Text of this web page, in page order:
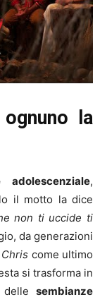
la
,
il motto la dice
non ti uccide ti
da generazioni
Chris come ultimo
si trasforma in
sembianze